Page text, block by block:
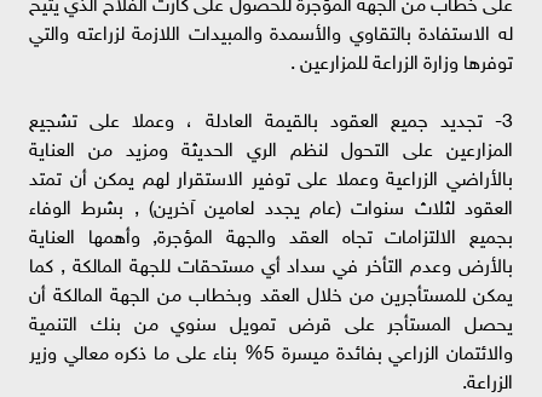
له الاستفادة بالتقاوي والأسمدة والمبيدات اللازمة لزراعته والتي
توفرها وزارة الزراعة للمزارعين .
3- تجديد جميع العقود بالقيمة العادلة ، وعملا على تشجيع
المزارعين على التحول لنظم الري الحديثة ومزيد من العناية
بالأراضي الزراعية وعملا على توفير الاستقرار لهم يمكن أن تمتد
العقود لثلاث سنوات (عام يجدد لعامين آخرين) , بشرط الوفاء
بجميع الالتزامات تجاه العقد والجهة المؤجرة, وأهمها العناية
بالأرض وعدم التأخر في سداد أي مستحقات للجهة المالكة , كما
يمكن للمستأجرين من خلال العقد وبخطاب من الجهة المالكة أن
يحصل المستأجر على قرض تمويل سنوي من بنك التنمية
والائتمان الزراعي بفائدة ميسرة 5% بناء على ما ذكره معالي وزير
الزراعة.